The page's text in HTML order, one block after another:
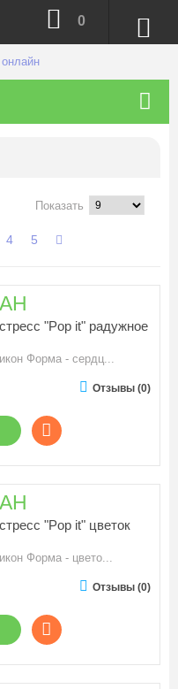
0
Показать
4 5
"Pop it" радужное
Форма - сердц...
Отзывы (0)
"Pop it" цветок
Форма - цвето...
Отзывы (0)